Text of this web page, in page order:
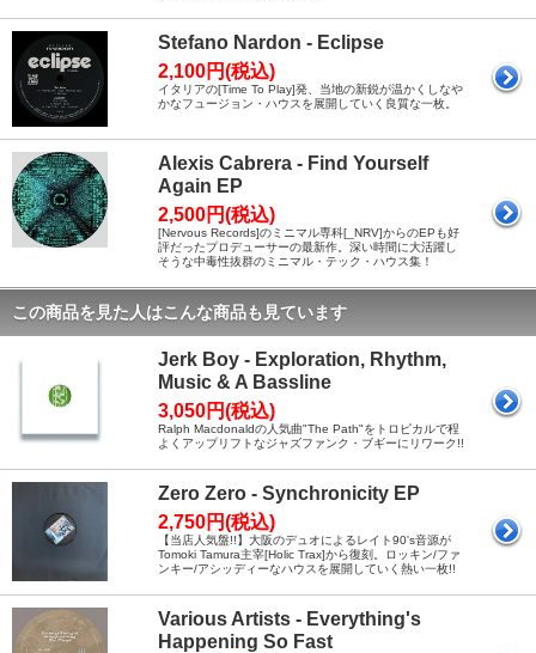
Stefano Nardon - Eclipse
2,100円(税込)
イタリアの[Time To Play]発、当地の新鋭が温かくしなや
かなフュージョン・ハウスを展開していく良質な一枚。
Alexis Cabrera - Find Yourself
Again EP
2,500円(税込)
[Nervous Records]のミニマル専科[_NRV]からのEPも好
評だったプロデューサーの最新作。深い時間に大活躍し
そうな中毒性抜群のミニマル・テック・ハウス集！
この商品を見た人はこんな商品も見ています
Jerk Boy - Exploration, Rhythm,
Music & A Bassline
3,050円(税込)
Ralph Macdonaldの人気曲"The Path"をトロピカルで程
よくアップリフトなジャズファンク・ブギーにリワーク!!
Zero Zero - Synchronicity EP
2,750円(税込)
【当店人気盤!!】大阪のデュオによるレイト90's音源が
Tomoki Tamura主宰[Holic Trax]から復刻。ロッキン/ファ
ンキー/アシッディーなハウスを展開していく熱い一枚!!
Various Artists - Everything's
Happening So Fast